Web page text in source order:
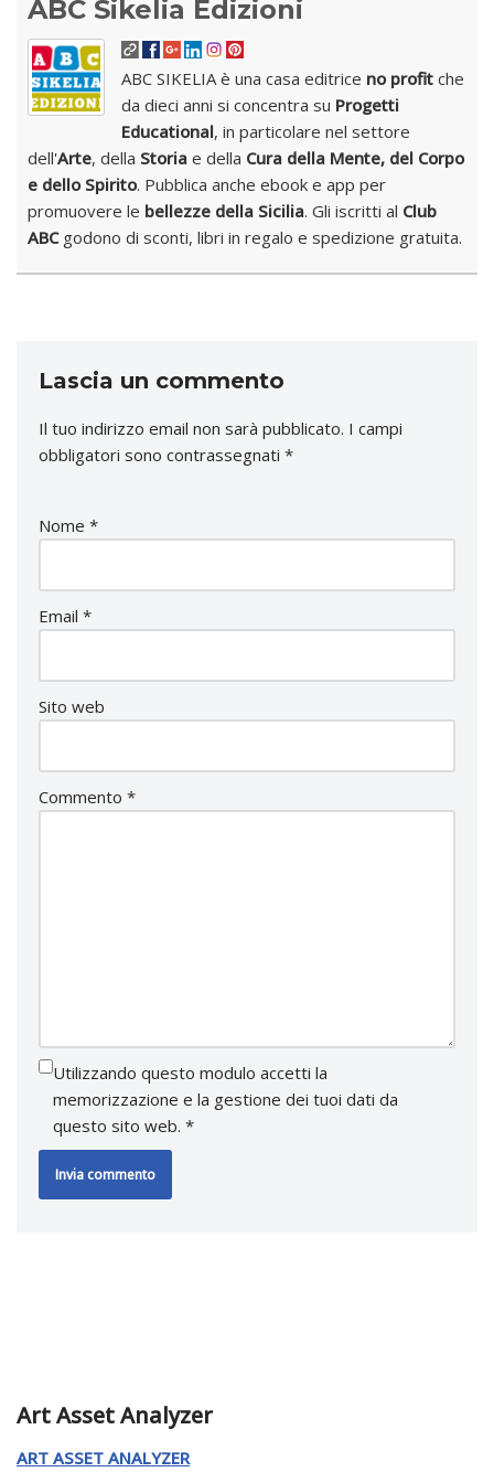
ABC Sikelia Edizioni
ABC SIKELIA è una casa editrice no profit che
da dieci anni si concentra su Progetti
Educational, in particolare nel settore
dell'Arte, della Storia e della Cura della Mente, del Corpo
e dello Spirito. Pubblica anche ebook e app per
promuovere le bellezze della Sicilia. Gli iscritti al Club
ABCgodono di sconti, libri in regalo e spedizione gratuita.
Lascia un commento
Il tuo indirizzo email non sarà pubblicato. I campi
obbligatori sono contrassegnati *
Nome *
Email *
Sito web
Commento *
Utilizzando questo modulo accetti la
memorizzazione e la gestione dei tuoi dati da
questo sito web. *
Art Asset Analyzer
ART ASSET ANALYZER